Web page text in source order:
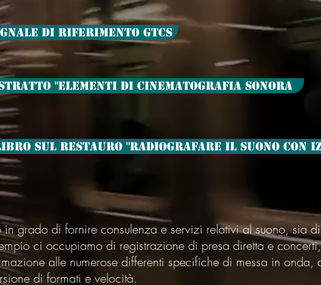
di riferimento GTCS
"Elementi di Cinematografia Sonora
sul restauro "Radiografare il suono con
in grado di fornire consulenza e servizi relativi al suono, sia
ci occupiamo di registrazione di presa diretta e
alle numerose differenti specifiche di messa in
di formati e velocità.